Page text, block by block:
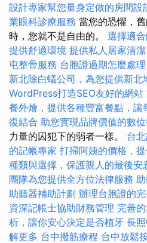
設計專家幫您量身定做的房間設
業眼科診療服務 當您的恐懼，
時，您就不是自由的。 選擇適
提供舒適環境 提供私人居家清
屯整骨服務 台胞證過期怎麼處理
新北除白蟻公司，為您提供新北
WordPress打造SEO友好的網站
餐外燴，提供各種豐富餐點，讓
復結合 助您實現品牌價值的數
力量的囚犯下的弱者一樣。 台
的記帳專家 打掃阿姨的價格，
種類與選擇，保護親人的最後安
團隊為您提供全方位法律服務
助聽器補助計劃 辦理台胞證的
資深記帳士協助財務管理 完善
析，讓你安心決定是否植牙 長
解更多 台中撥筋療程 台中放鬆